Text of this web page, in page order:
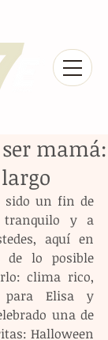
mamá:
sido un fin de
tranquilo y a
aquí en
de lo posible
clima rico,
para Elisa y
una de
Halloween